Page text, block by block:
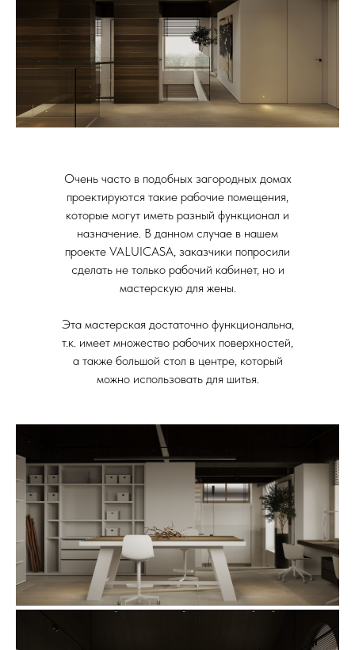
Очень часто в подобных загородных домах
проектируются такие рабочие помещения,
которые могут иметь разный функционал и
назначение. В данном случае в нашем
проекте VALUICASA, заказчики попросили
сделать не только рабочий кабинет, но и
мастерскую для жены.
Эта мастерская достаточно функциональна,
т.к. имеет множество рабочих поверхностей,
а также большой стол в центре, который
можно использовать для шитья.